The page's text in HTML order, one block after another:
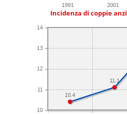
1991 2001
Incidenza di coppie
10
11
12
13
14
11.1
10.4